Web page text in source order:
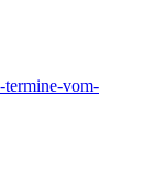
termine-vom-